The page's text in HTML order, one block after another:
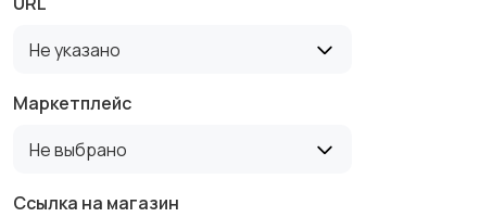
Не указано
Маркетплейс
Не выбрано
Ссылка на магазин